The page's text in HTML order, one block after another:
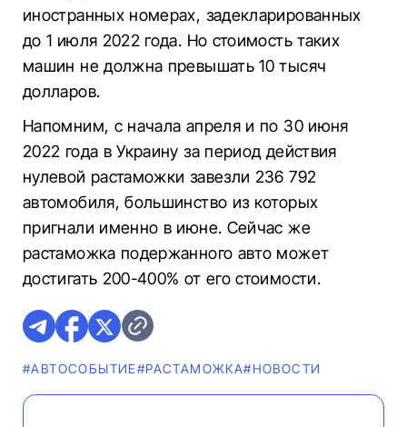
иностранных номерах, задекларированных
до 1 июля 2022 года. Но стоимость таких
машин не должна превышать 10 тысяч
долларов.
Напомним, с начала апреля и по 30 июня
2022 года в Украину за период действия
нулевой растаможки завезли 236 792
автомобиля, большинство из которых
пригнали именно в июне. Сейчас же
растаможка подержанного авто может
достигать 200-400% от его стоимости.
#АВТОСОБЫТИЕ#РАСТАМОЖКА#НОВОСТИ